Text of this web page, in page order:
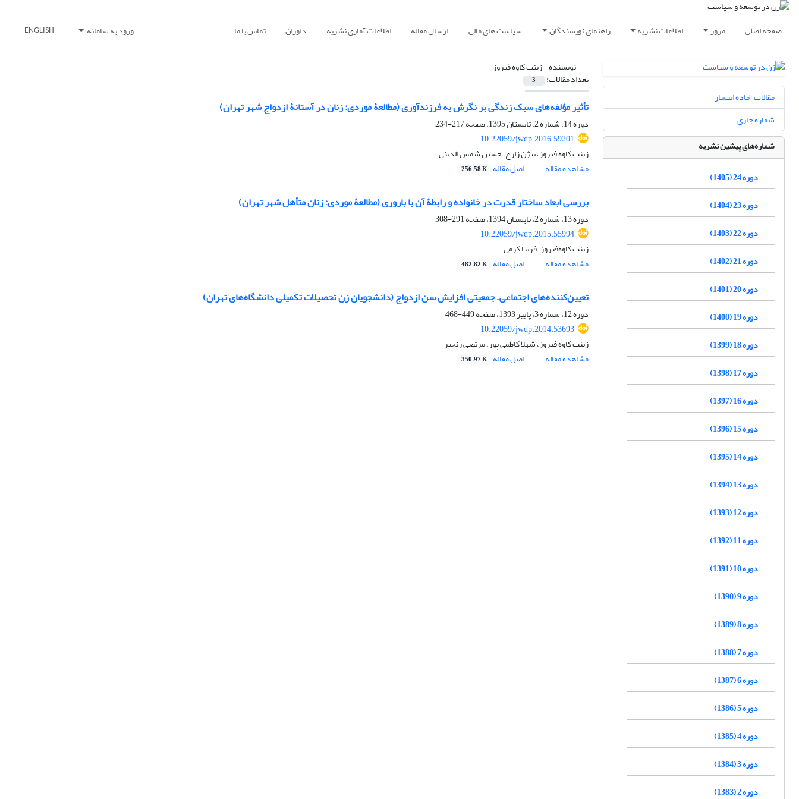
صفحه اصلی مرور اطلاعات نشریه راهنمای نویسندگان سیاست های مالی ارسال مقاله اطلاعات آماری نشریه داوران تماس با ما ورود به سامانه ENGLISH
نویسنده =زینب کاوه فیروز
تعداد مقالات: 3
تأثیر مؤلفه‌های سبک زندگی بر نگرش به فرزندآوری (مطالعۀ موردی: زنان در آستانۀ ازدواج شهر تهران)
دوره 14، شماره 2، تابستان 1395، صفحه
217-234
10.22059/jwdp.2016.59201
زینب کاوه فیروز، بیژن زارع، حسین شمس الدینی
مشاهده مقاله
اصل مقاله 256.58 K
بررسی ابعاد ساختار قدرت در خانواده و رابطۀ آن با باروری (مطالعۀ موردی: زنان متأهل شهر تهران)
دوره 13، شماره 2، تابستان 1394، صفحه
291-308
10.22059/jwdp.2015.55994
زینب کاوه‌فیروز، فریبا کرمی
مشاهده مقاله
اصل مقاله 482.82 K
تعیین‌کننده‌های اجتماعی‌ـ جمعیتی افزایش سن ازدواج (دانشجویان زن تحصیلات تکمیلی دانشگاه‌های تهران)
دوره 12، شماره 3، پاییز 1393، صفحه
449-468
10.22059/jwdp.2014.53693
زینب کاوه فیروز، شهلا کاظمی پور، مرتضی رنجبر
مشاهده مقاله
اصل مقاله 350.97 K
مقالات آماده انتشار
شماره جاری
شماره‌های پیشین نشریه
دوره 24 (1405)
دوره 23 (1404)
دوره 22 (1403)
دوره 21 (1402)
دوره 20 (1401)
دوره 19 (1400)
دوره 18 (1399)
دوره 17 (1398)
دوره 16 (1397)
دوره 15 (1396)
دوره 14 (1395)
دوره 13 (1394)
دوره 12 (1393)
دوره 11 (1392)
دوره 10 (1391)
دوره 9 (1390)
دوره 8 (1389)
دوره 7 (1388)
دوره 6 (1387)
دوره 5 (1386)
دوره 4 (1385)
دوره 3 (1384)
دوره 2 (1383)